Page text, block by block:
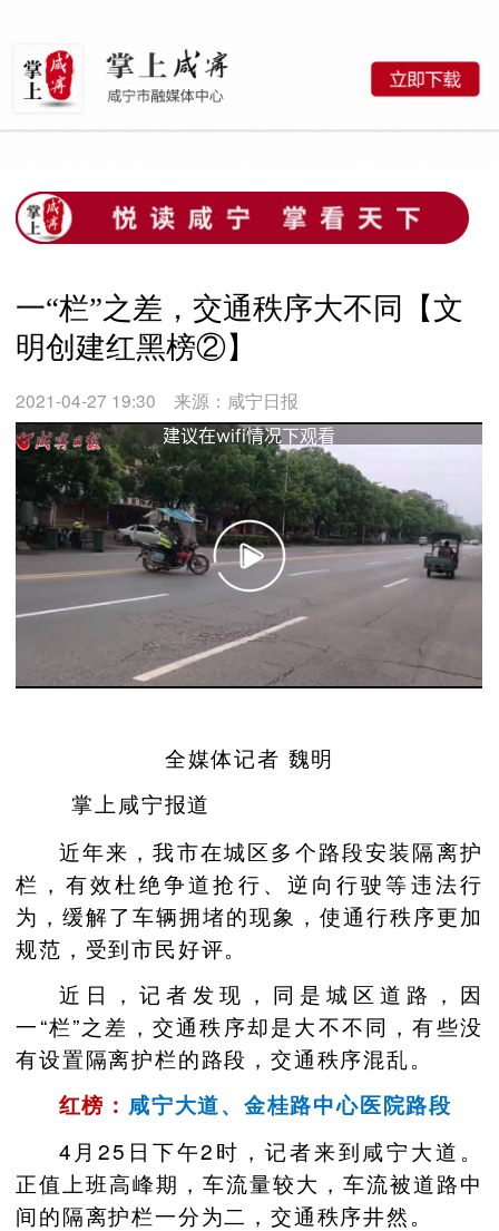
一“栏”之差，交通秩序大不同【文
明创建红黑榜②】
2021-04-27 19:30 来源：咸宁日报
全媒体记者 魏明
掌上咸宁报道
近年来，我市在城区多个路段安装隔离护
栏，有效杜绝争道抢行、逆向行驶等违法行
为，缓解了车辆拥堵的现象，使通行秩序更加
规范，受到市民好评。
近日，记者发现，同是城区道路，因
一“栏”之差，交通秩序却是大不不同，有些没
有设置隔离护栏的路段，交通秩序混乱。
红榜： 咸宁大道、金桂路中心医院路段
4月25日下午2时，记者来到咸宁大道。
正值上班高峰期，车流量较大，车流被道路中
间的隔离护栏一分为二，交通秩序井然。